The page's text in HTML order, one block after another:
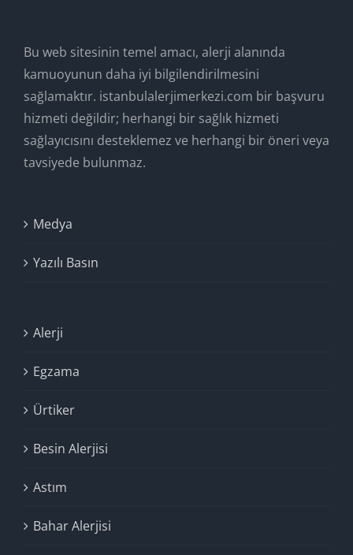
Bu web sitesinin temel amacı, alerji alanında
kamuoyunun daha iyi bilgilendirilmesini
sağlamaktır. istanbulalerjimerkezi.com bir başvuru
hizmeti değildir; herhangi bir sağlık hizmeti
sağlayıcısını desteklemez ve herhangi bir öneri veya
tavsiyede bulunmaz.
Medya
Yazılı Basın
Alerji
Egzama
Ürtiker
Besin Alerjisi
Astım
Bahar Alerjisi